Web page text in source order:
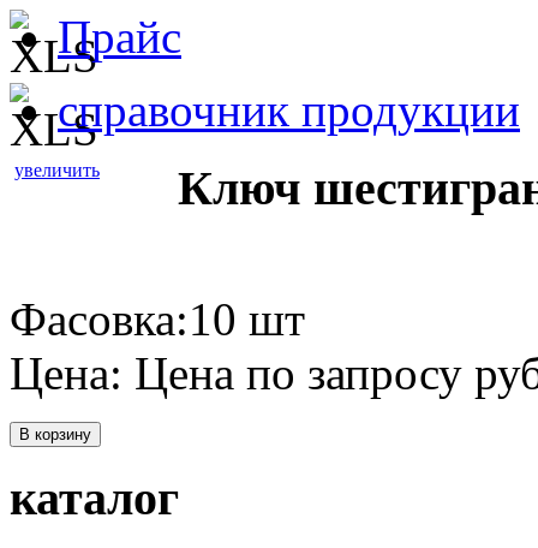
Прайс
справочник продукции
увеличить Ключ
Фасовка:10 шт
Цена: Цена по запросу
В корзину
каталог